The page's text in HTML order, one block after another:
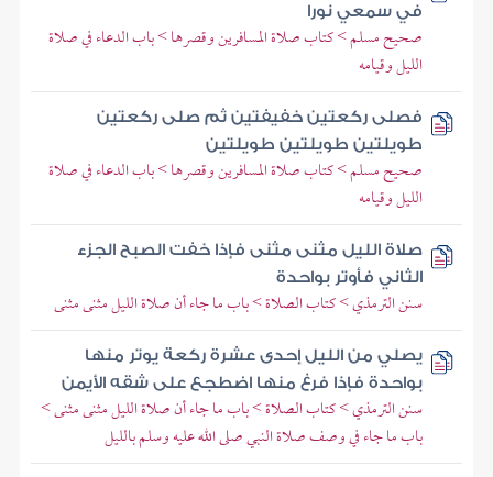
في سمعي نورا
صحيح مسلم > كتاب صلاة المسافرين وقصرها > باب الدعاء في صلاة
الليل وقيامه
فصلى ركعتين خفيفتين ثم صلى ركعتين
طويلتين طويلتين طويلتين
صحيح مسلم > كتاب صلاة المسافرين وقصرها > باب الدعاء في صلاة
الليل وقيامه
صلاة الليل مثنى مثنى فإذا خفت الصبح الجزء
الثاني فأوتر بواحدة
سنن الترمذي > كتاب الصلاة > باب ما جاء أن صلاة الليل مثنى مثنى
يصلي من الليل إحدى عشرة ركعة يوتر منها
بواحدة فإذا فرغ منها اضطجع على شقه الأيمن
سنن الترمذي > كتاب الصلاة > باب ما جاء أن صلاة الليل مثنى مثنى >
باب ما جاء في وصف صلاة النبي صلى الله عليه وسلم بالليل